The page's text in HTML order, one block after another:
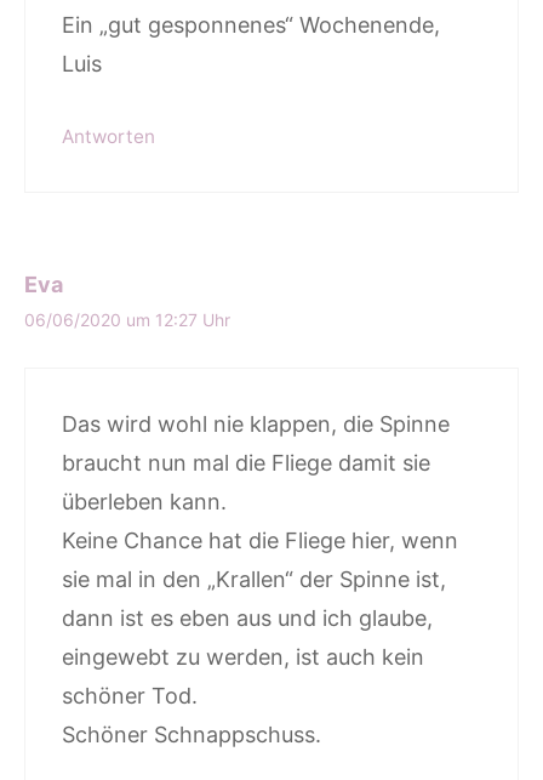
Ein „gut gesponnenes“ Wochenende,
Luis
Antworten
Eva
06/06/2020 um 12:27 Uhr
Das wird wohl nie klappen, die Spinne
braucht nun mal die Fliege damit sie
überleben kann.
Keine Chance hat die Fliege hier, wenn
sie mal in den „Krallen“ der Spinne ist,
dann ist es eben aus und ich glaube,
eingewebt zu werden, ist auch kein
schöner Tod.
Schöner Schnappschuss.